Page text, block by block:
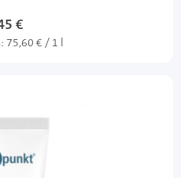
€
75,60 € / 1 l